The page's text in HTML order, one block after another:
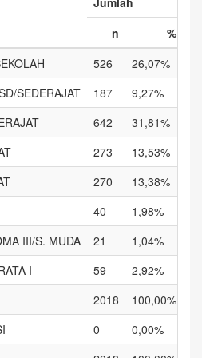
n
%
526 26,07%
SEDERAJAT 187 9,27%
642 31,81%
273 13,53%
270 13,38%
40 1,98%
III/S. MUDA 21 1,04%
I 59 2,92%
2018 100,00%
0 0,00%